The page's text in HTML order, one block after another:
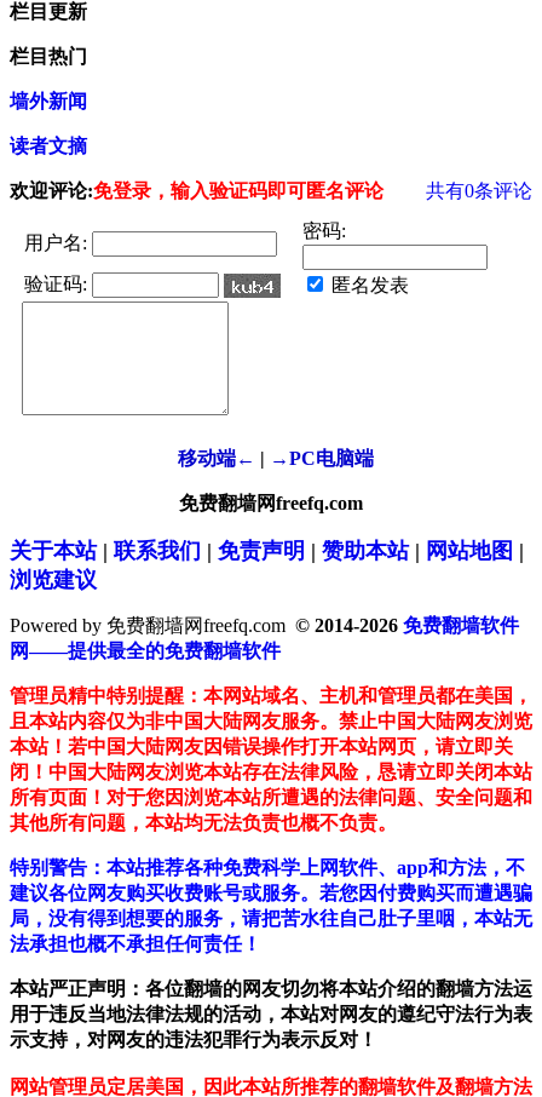
栏目更新
栏目热门
墙外新闻
读者文摘
欢迎评论:免登录，输入验证码即可匿名评论 共有0条评论
用户名:
密码:
验证码: 匿名发表
移动端← | →PC电脑端
免费翻墙网freefq.com
关于本站| 联系我们 | 免责声明 | 赞助本站| 网站地图 |
浏览建议
Powered by 免费翻墙网freefq.com © 2014-2026 免费翻墙软件
网——提供最全的免费翻墙软件
管理员精中特别提醒：本网站域名、主机和管理员都在美国，
且本站内容仅为非中国大陆网友服务。禁止中国大陆网友浏览
本站！若中国大陆网友因错误操作打开本站网页，请立即关
闭！中国大陆网友浏览本站存在法律风险，恳请立即关闭本站
所有页面！对于您因浏览本站所遭遇的法律问题、安全问题和
其他所有问题，本站均无法负责也概不负责。
特别警告：本站推荐各种免费科学上网软件、app和方法，不
建议各位网友购买收费账号或服务。若您因付费购买而遭遇骗
局，没有得到想要的服务，请把苦水往自己肚子里咽，本站无
法承担也概不承担任何责任！
本站严正声明：各位翻墙的网友切勿将本站介绍的翻墙方法运
用于违反当地法律法规的活动，本站对网友的遵纪守法行为表
示支持，对网友的违法犯罪行为表示反对！
网站管理员定居美国，因此本站所推荐的翻墙软件及翻墙方法